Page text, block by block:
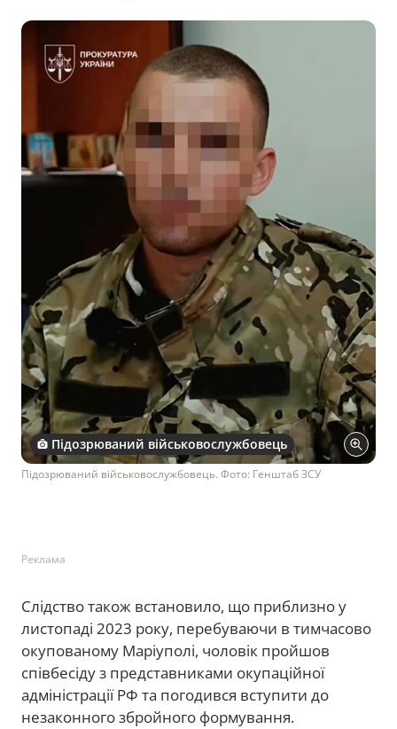
Підозрюваний військовослужбовець
Підозрюваний військовослужбовець. Фото: Генштаб ЗСУ
Реклама
Слідство також встановило, що приблизно у
листопаді 2023 року, перебуваючи в тимчасово
окупованому Маріуполі, чоловік пройшов
співбесіду з представниками окупаційної
адміністрації РФ та погодився вступити до
незаконного збройного формування.